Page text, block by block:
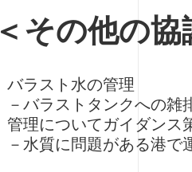
＜その他の協
バラスト水の管理
－バラストタンクへの
管理についてガイダンス
－水質に問題がある港